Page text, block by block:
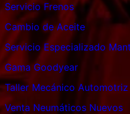
Servicio Frenos
Cambio de Aceite
Servicio Especializado
Gama Goodyear
Taller Mecánico
Venta Neumáticos Nuevos